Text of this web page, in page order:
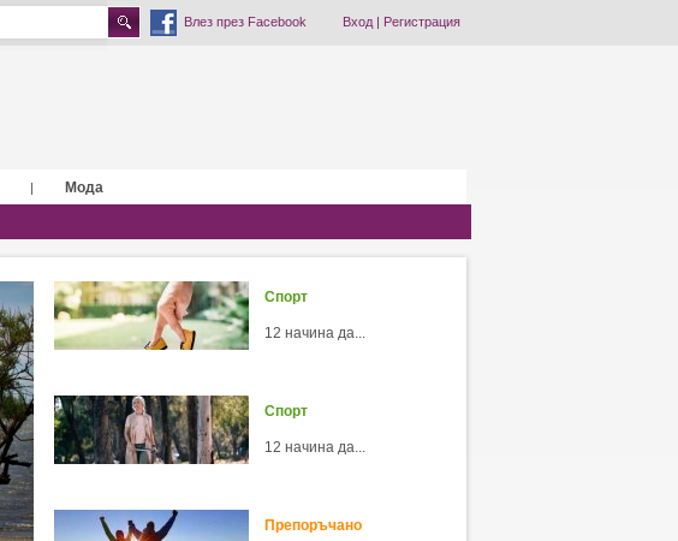
Влез през Facebook Вход| Регистрация
| Мода
Спорт
12 начина да...
Спорт
12 начина да...
Препоръчано